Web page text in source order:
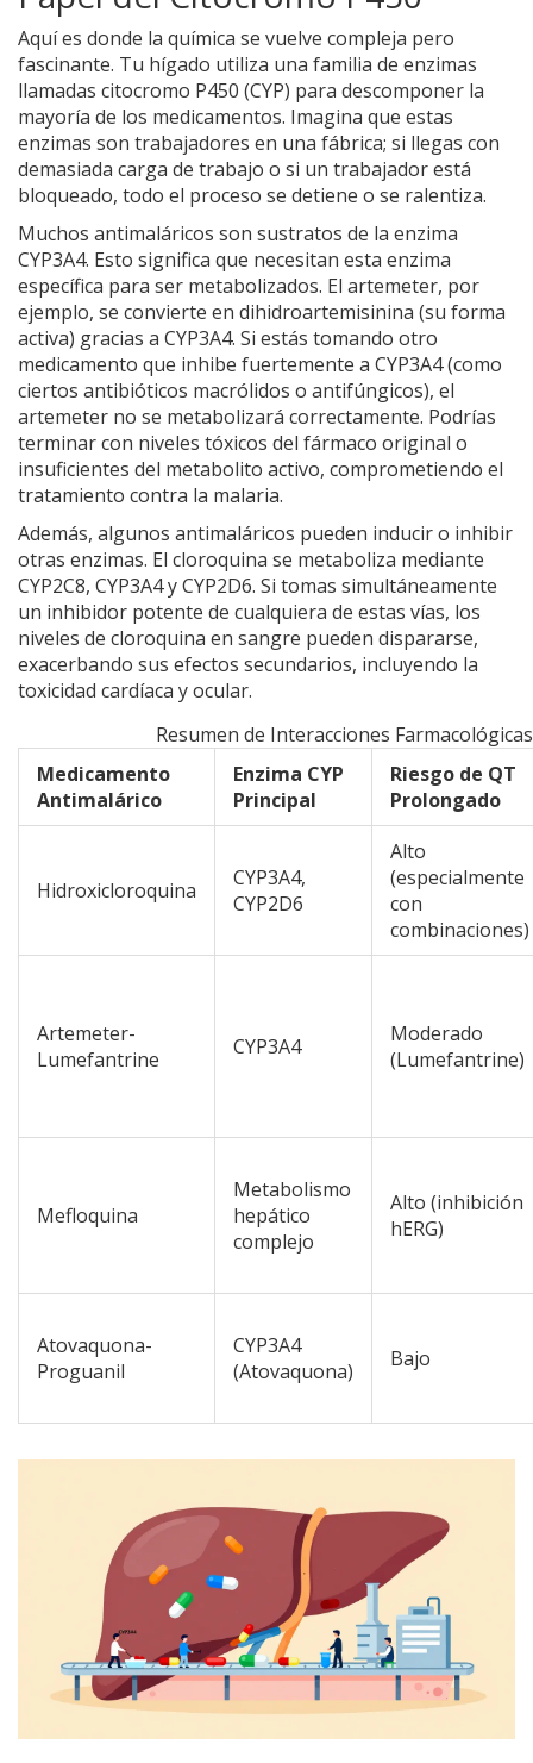
Aquí es donde la química se vuelve compleja pero
fascinante. Tu hígado utiliza una familia de enzimas
llamadas citocromo P450 (CYP) para descomponer la
mayoría de los medicamentos. Imagina que estas
enzimas son trabajadores en una fábrica; si llegas con
demasiada carga de trabajo o si un trabajador está
bloqueado, todo el proceso se detiene o se ralentiza.
Muchos antimaláricos son sustratos de la enzima
CYP3A4. Esto significa que necesitan esta enzima
específica para ser metabolizados. El artemeter, por
ejemplo, se convierte en dihidroartemisinina (su forma
activa) gracias a CYP3A4. Si estás tomando otro
medicamento que inhibe fuertemente a CYP3A4 (como
ciertos antibióticos macrólidos o antifúngicos), el
artemeter no se metabolizará correctamente. Podrías
terminar con niveles tóxicos del fármaco original o
insuficientes del metabolito activo, comprometiendo el
tratamiento contra la malaria.
Además, algunos antimaláricos pueden inducir o inhibir
otras enzimas. El cloroquina se metaboliza mediante
CYP2C8, CYP3A4 y CYP2D6. Si tomas simultáneamente
un inhibidor potente de cualquiera de estas vías, los
niveles de cloroquina en sangre pueden dispararse,
exacerbando sus efectos secundarios, incluyendo la
toxicidad cardíaca y ocular.
Resumen de Interacciones
Medicamento
Antimalárico
Enzima CYP
Principal
Riesgo de QT
Prolongado
Hidroxicloroquina
CYP3A4,
CYP2D6
Alto
(especialmente
con
combinaciones)
Artemeter-
Lumefantrine
CYP3A4
Moderado
(Lumefantrine)
Mefloquina
Metabolismo
hepático
complejo
Alto (inhibición
hERG)
Atovaquona-
Proguanil
CYP3A4
(Atovaquona)
Bajo